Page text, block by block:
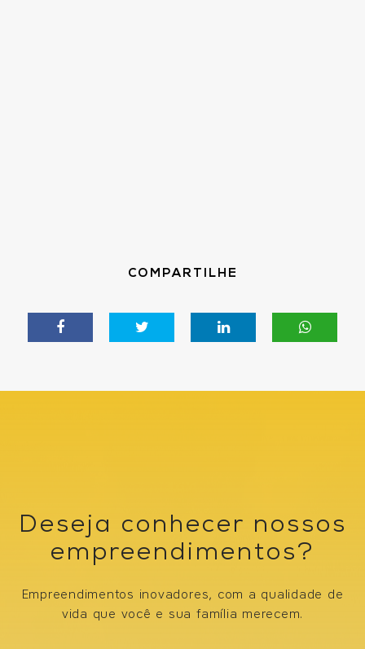
COMPARTILHE
Deseja conhecer nossos
empreendimentos?
Empreendimentos inovadores, com a qualidade de
vida que você e sua família merecem.